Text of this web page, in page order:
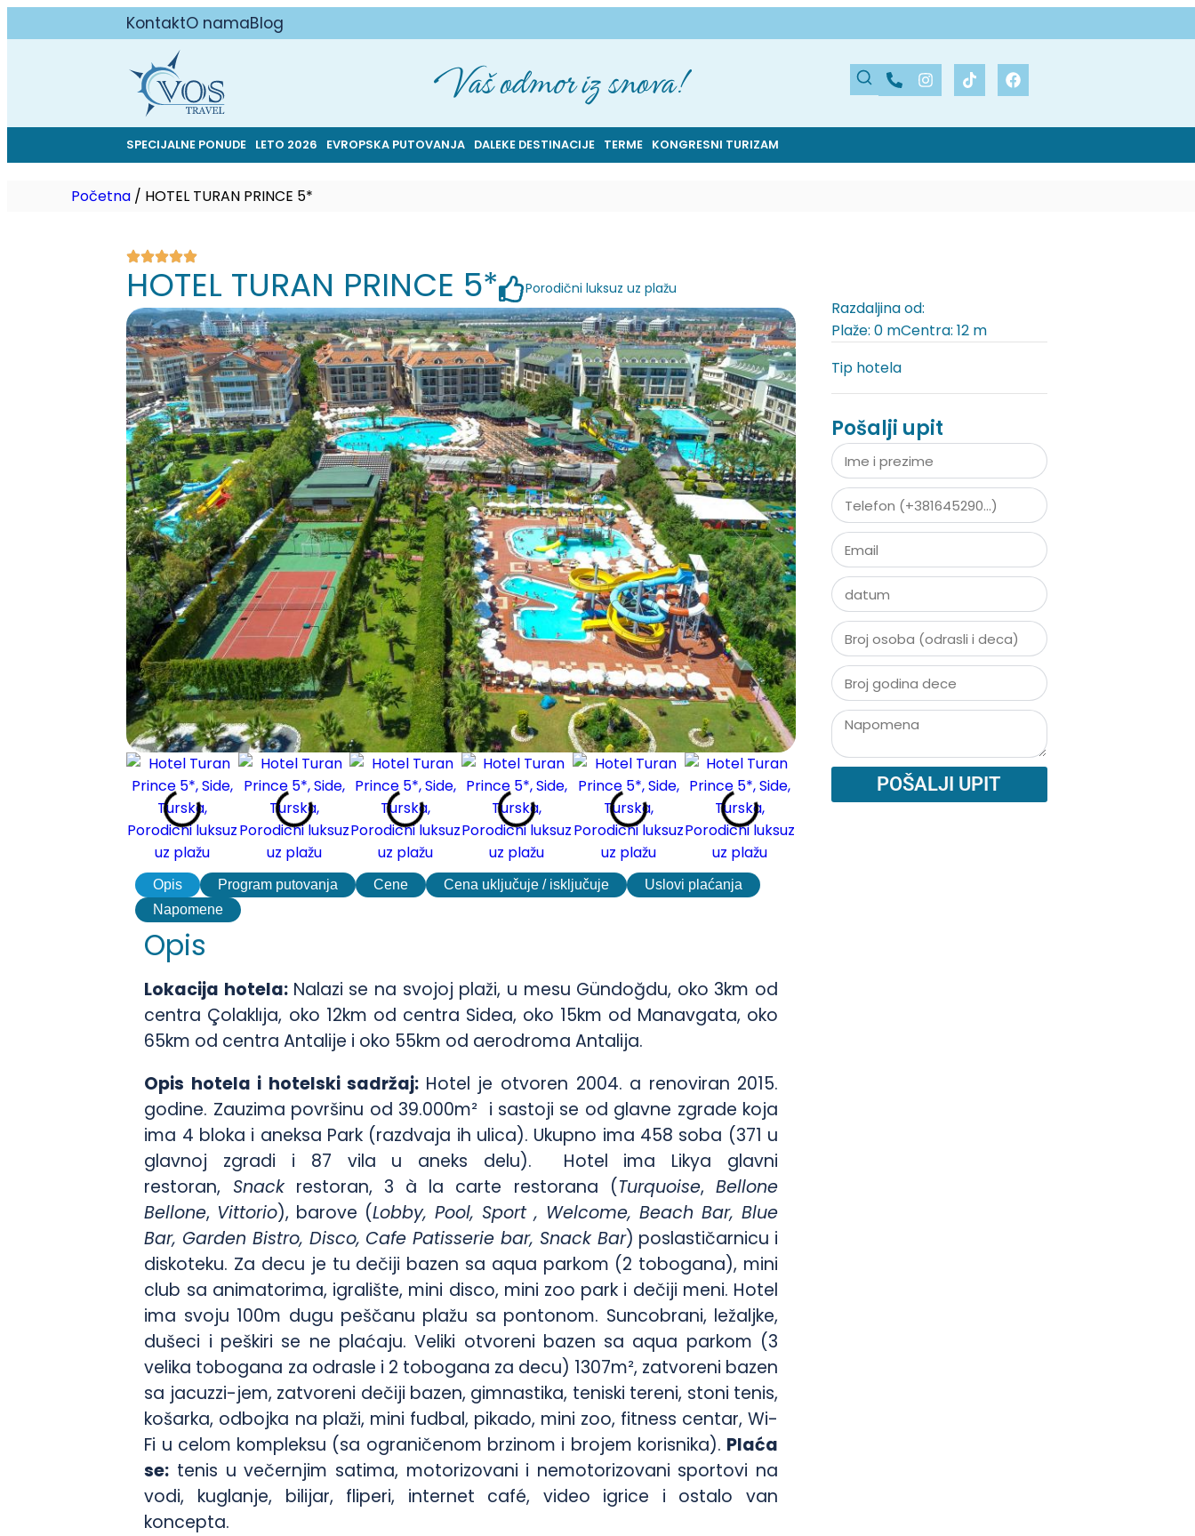
KontaktO namaBlog
Vaš odmor iz snova!
SPECIJALNE PONUDE LETO 2026 EVROPSKA PUTOVANJA DALEKE DESTINACIJE TERME KONGRESNI TURIZAM
Početna / HOTEL TURAN PRINCE 5*
HOTEL TURAN PRINCE 5* Porodični luksuz uz plažu
Opis Program putovanja Cene Cena uključuje / isključuje
Uslovi plaćanja
Napomene
Opis
Lokacija hotela: Nalazi se na svojoj plaži, u mesu Gündoğdu, oko 3km od
centra Çolaklıja, oko 12km od centra Sidea, oko 15km od Manavgata, oko
65km od centra Antalije i oko 55km od aerodroma Antalija.
Opis hotela i hotelski sadržaj: Hotel je otvoren 2004. a renoviran 2015.
godine. Zauzima površinu od 39.000m² i sastoji se od glavne zgrade koja
ima 4 bloka i aneksa Park (razdvaja ih ulica). Ukupno ima 458 soba (371 u
glavnoj zgradi i 87 vila u aneks delu). Hotel ima Likya glavni
restoran, Snackrestoran, 3 à la carte restorana (Turquoise,Bellone
Bellone, Vittorio), barove (Lobby, Pool, Sport , Welcome, Beach Bar, Blue
Bar, Garden Bistro, Disco, Cafe Patisserie bar, Snack Bar) poslastičarnicu i
diskoteku. Za decu je tu dečiji bazen sa aqua parkom (2 tobogana), mini
club sa animatorima, igralište, mini disco, mini zoo park i dečiji meni. Hotel
ima svoju 100m dugu peščanu plažu sa pontonom. Suncobrani, ležaljke,
dušeci i peškiri se ne plaćaju. Veliki otvoreni bazen sa aqua parkom (3
velika tobogana za odrasle i 2 tobogana za decu) 1307m², zatvoreni bazen
sa jacuzzi-jem, zatvoreni dečiji bazen, gimnastika, teniski tereni, stoni tenis,
košarka, odbojka na plaži, mini fudbal, pikado, mini zoo, fitness centar, Wi-
Fi u celom kompleksu (sa ograničenom brzinom i brojem korisnika). Plaća
se: tenis u večernjim satima, motorizovani i nemotorizovani sportovi na
vodi, kuglanje, bilijar, fliperi, internet café, video igrice i ostalo van
koncepta.
Razdaljina od:
Plaže: 0 mCentra: 12 m
Tip hotela
Pošalji upit
POŠALJI UPIT